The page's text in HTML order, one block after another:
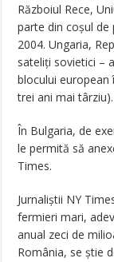
Războiul Rece,
parte din coșul de
2004. Ungaria,
sateliți sovietici –
blocului european
trei ani mai târziu).
În Bulgaria, de
le permită să
Times.
Jurnaliștii NY
fermieri mari,
anual zeci de
România, se știe